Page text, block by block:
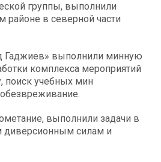
группы, выполнили
в северной части
Гаджиев» выполнили минную
комплекса мероприятий
поиск учебных мин
выполнили задачи в
диверсионным силам и